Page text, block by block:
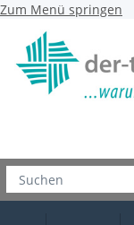
Zum Menü springen